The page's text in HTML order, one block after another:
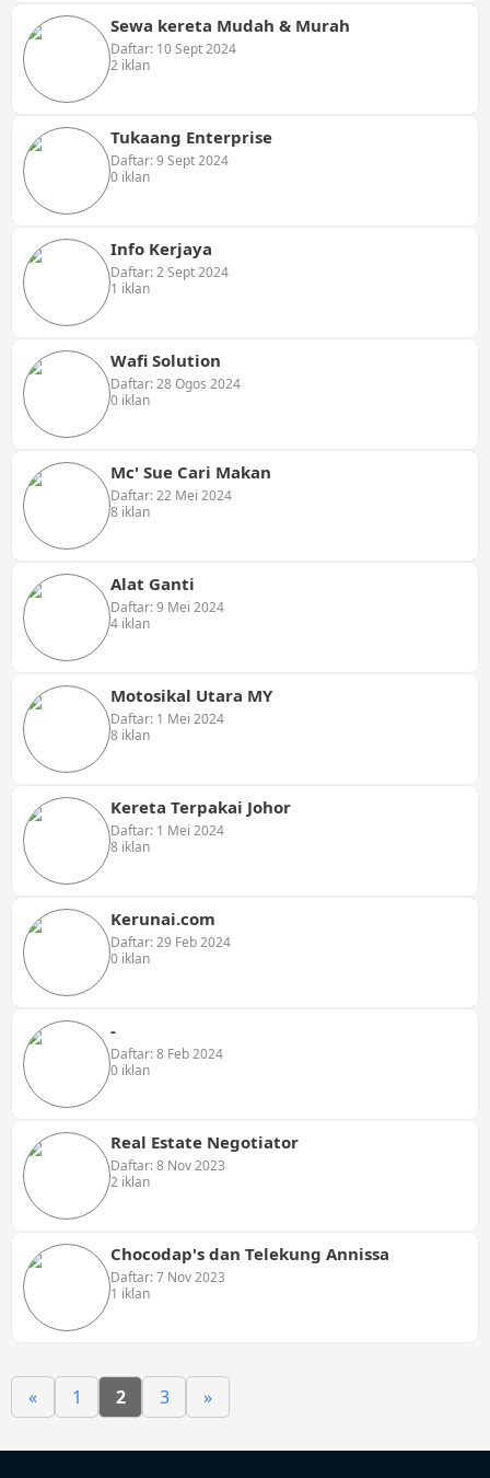
Sewa kereta Mudah & Murah
Daftar: 10 Sept 2024
2 iklan
Tukaang Enterprise
Daftar: 9 Sept 2024
0 iklan
Info Kerjaya
Daftar: 2 Sept 2024
1 iklan
Wafi Solution
Daftar: 28 Ogos 2024
0 iklan
Mc' Sue Cari Makan
Daftar: 22 Mei 2024
8 iklan
Alat Ganti
Daftar: 9 Mei 2024
4 iklan
Motosikal Utara MY
Daftar: 1 Mei 2024
8 iklan
Kereta Terpakai Johor
Daftar: 1 Mei 2024
8 iklan
Kerunai.com
Daftar: 29 Feb 2024
0 iklan
-
Daftar: 8 Feb 2024
0 iklan
Real Estate Negotiator
Daftar: 8 Nov 2023
2 iklan
Chocodap's dan Telekung Annissa
Daftar: 7 Nov 2023
1 iklan
« 1 2 3 »